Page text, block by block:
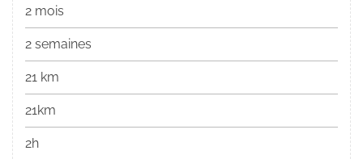
2 mois
2 semaines
21 km
21km
2h